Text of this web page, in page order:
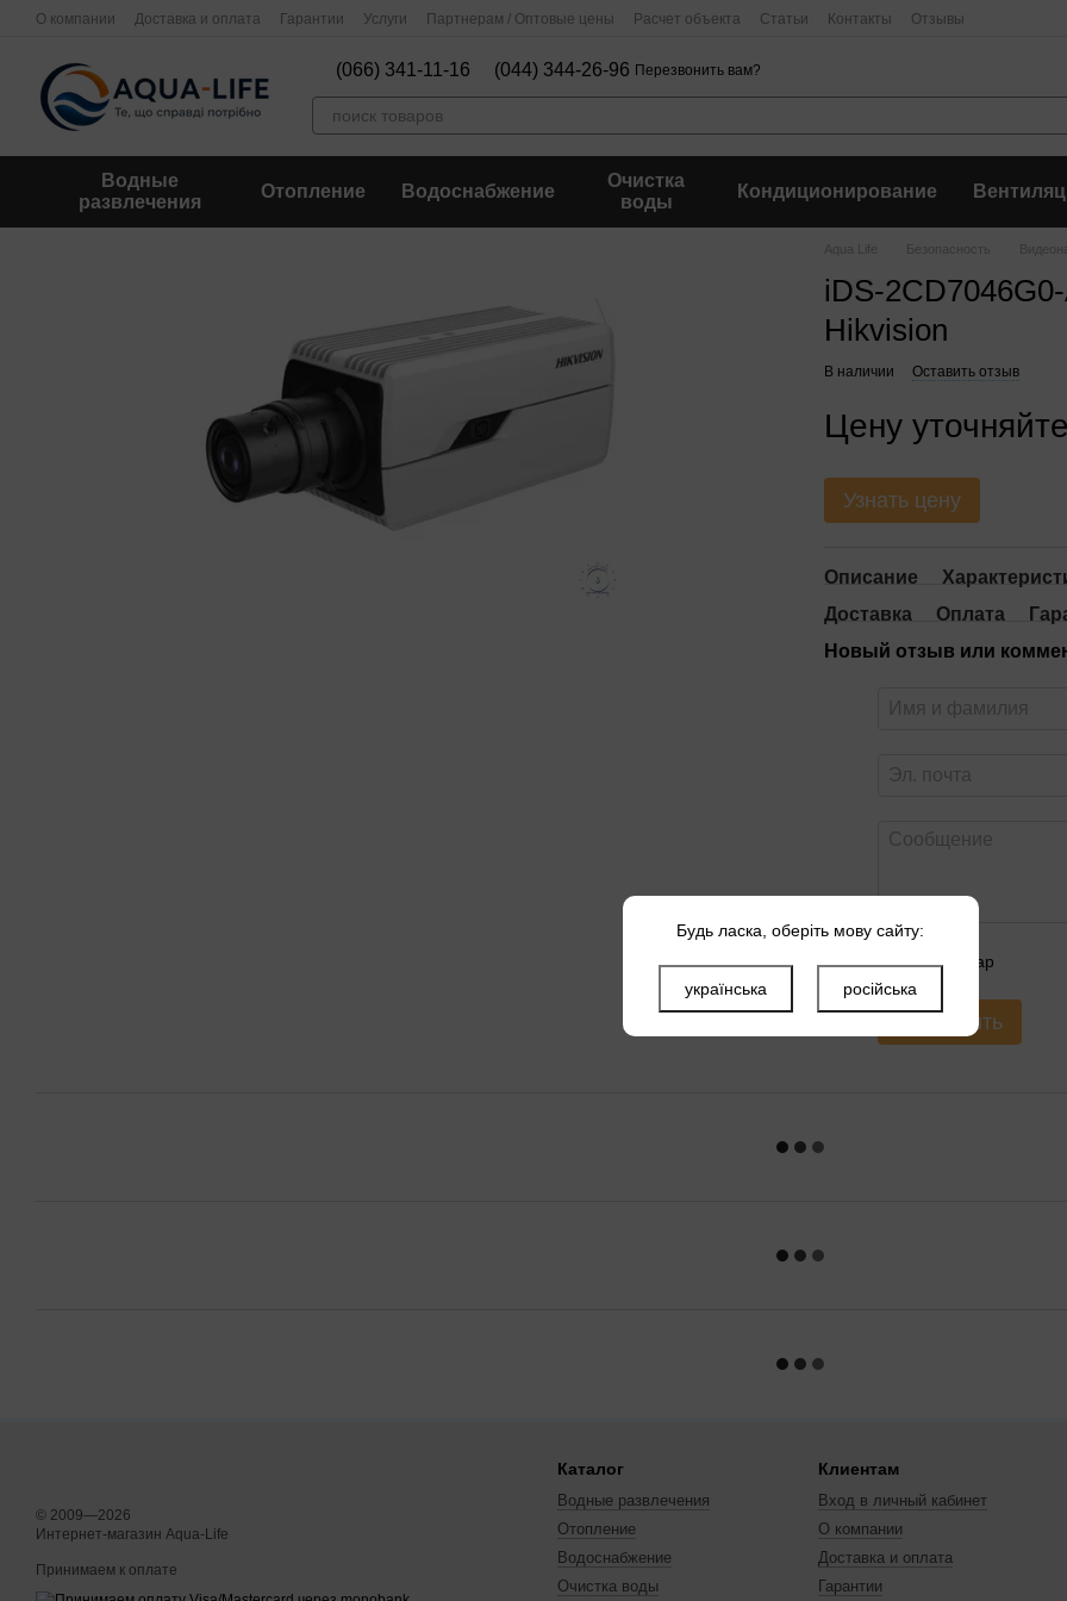
Перейти к основному контенту
О компании Доставка и оплата Гарантии Услуги Партнерам / Оптовые цены Расчет объекта Статьи Контакты Отзывы
(066) 341-11-16 (044) 344-26-96 Перезвонить вам?
Водные
развлечения
Отопление Водоснабжение
Очистка
воды
Кондиционирование
Aqua Life Безопасность
iDS-
Hikvision
В наличии Оставить отзыв
Цену уточняйте
Узнать цену
Описание
Доставка
Оплата
Новый отзыв или
Оцените товар
Отправить
© 2009—2026
Интернет-магазин Aqua-Life
Принимаем к оплате
Каталог
Водные развлечения
Отопление
Водоснабжение
Очистка воды
Клиентам
Вход в личный кабинет
О компании
Доставка и оплата
Гарантии
Будь ласка, оберіть мову сайту:
українська російська